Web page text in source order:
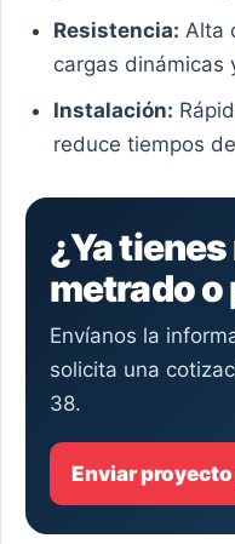
Resistencia: Alta
cargas dinámicas
Instalación:
reduce tiempos
¿Ya
metrado o
Envíanos la
solicita una
38.
Enviar